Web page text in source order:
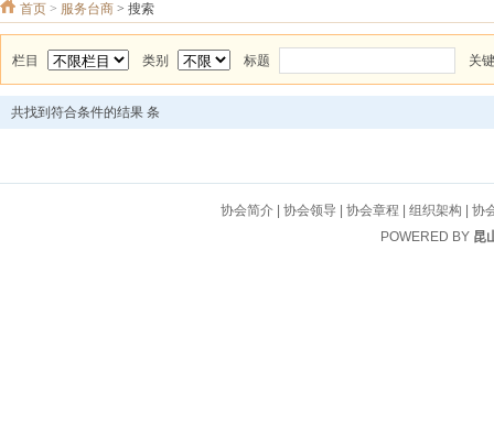
首页 > 服务台商 > 搜索
栏目 类别 标题 关
共找到符合条件的结果 条
协会简介 |协会领导 |协会章程 |组织架构 |协
POWERED BY 昆